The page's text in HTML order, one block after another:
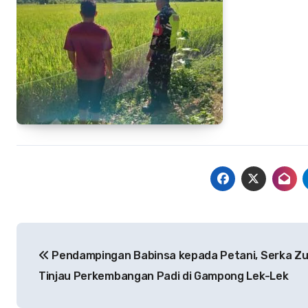
pos Pendampingan Babinsa kepada Petani, Serka
Tinjau Perkembangan Padi di Gampong Lek-Lek